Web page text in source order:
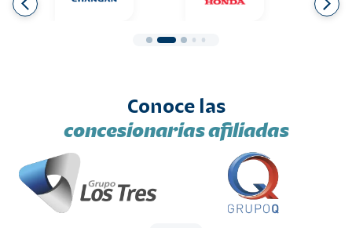
Conoce las
concesionarias afiliadas